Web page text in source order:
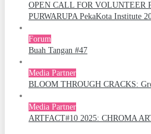
OPEN CALL FOR VOLUNTEER
PURWARUPA PekaKota Institute
Forum
Buah Tangan #47
Media Partner
BLOOM THROUGH CRACKS:
Media Partner
ARTFACT#10 2025: CHROMA